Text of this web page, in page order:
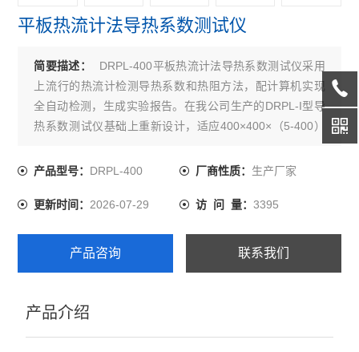
平板热流计法导热系数测试仪
简要描述：
DRPL-400平板热流计法导热系数测试仪采用
上流行的热流计检测导热系数和热阻方法，配计算机实现
全自动检测，生成实验报告。在我公司生产的DRPL-I型导
热系数测试仪基础上重新设计，适应400×400×（5-400）
产品型号： DRPL-400 厂商性质： 生产厂家
更新时间：2026-07-29 访 问 量： 3395
产品咨询 联系我们
产品介绍